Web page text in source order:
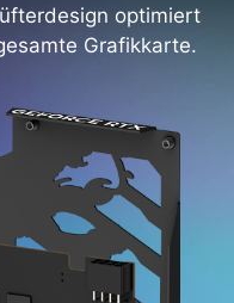
optimiert
Grafikkarte.